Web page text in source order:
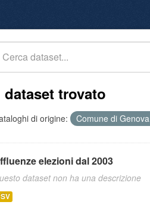
dataset trovato
di origine: Comune di Genova
elezioni dal 2003
dataset non ha una descrizione